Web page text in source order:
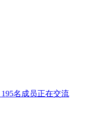
195名成员正在交流